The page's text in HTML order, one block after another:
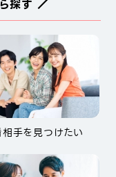
探す ／
手を見つけたい